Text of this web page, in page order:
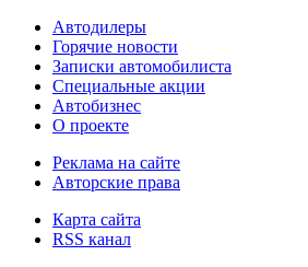
Автодилеры
Горячие новости
Записки автомобилиста
Специальные акции
Автобизнес
О проекте
Реклама на сайте
Авторские права
Карта сайта
RSS канал